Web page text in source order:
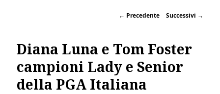
← Precedente Successivi →
Diana Luna e Tom Foster
campioni Lady e Senior
della PGA Italiana